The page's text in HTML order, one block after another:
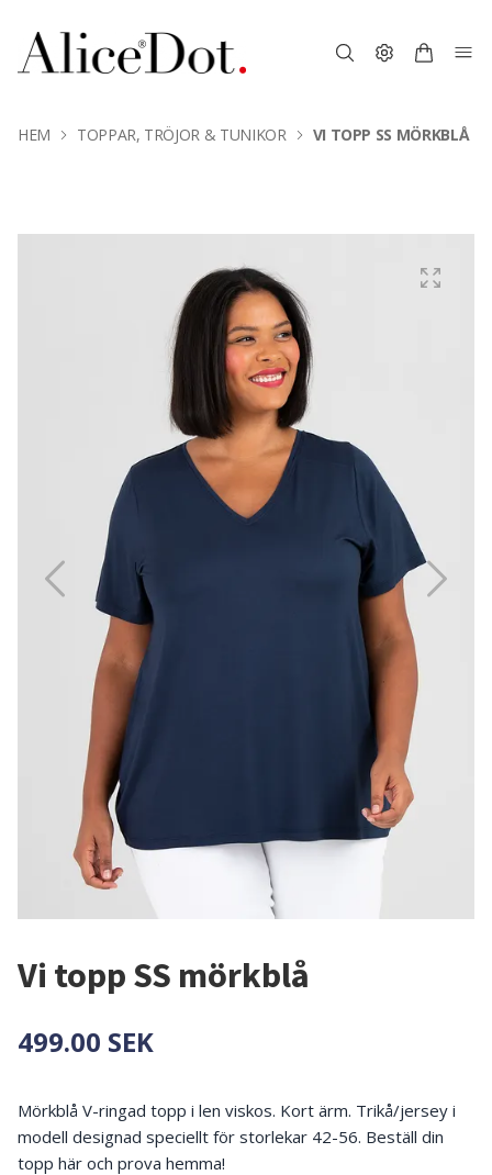
HEM TOPPAR, TRÖJOR & TUNIKOR VI TOPP SS MÖRKBLÅ
Vi topp SS mörkblå
499.00 SEK
Mörkblå V-ringad topp i len viskos. Kort ärm. Trikå/jersey i
modell designad speciellt för storlekar 42-56. Beställ din
topp här och prova hemma!